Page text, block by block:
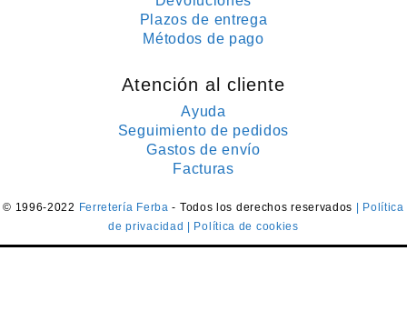
Plazos de entrega
Métodos de pago
Atención al cliente
Ayuda
Seguimiento de pedidos
Gastos de envío
Facturas
© 1996-2022 Ferretería Ferba- Todos los derechos reservados
| Política
de privacidad
| Política de cookies